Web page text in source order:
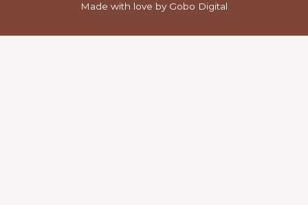
Made with love by Gobo Digital